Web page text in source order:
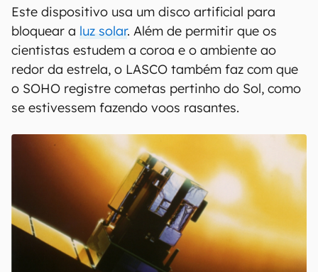
Este dispositivo usa um disco artificial para
bloquear a luz solar. Além de permitir que os
cientistas estudem a coroa e o ambiente ao
redor da estrela, o LASCO também faz com que
o SOHO registre cometas pertinho do Sol, como
se estivessem fazendo voos rasantes.